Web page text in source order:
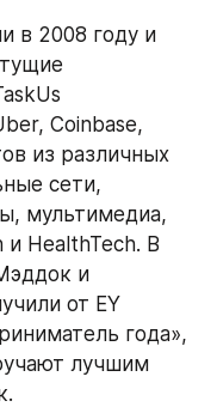
в 2008 году и
Coinbase,
из различных
сети,
мультимедиа,
и HealthTech. В
и
от EY
года»,
лучшим